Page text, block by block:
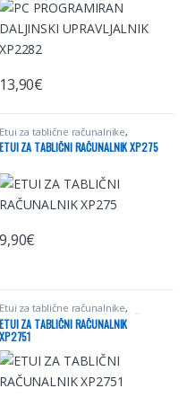
13,90€
Etui za tablične računalnike,
Mobilna telefonija,Računalništvo
ETUI ZA TABLIČNI RAČUNALNIK XP275
9,90€
Etui za tablične računalnike,
Mobilna telefonija,Računalništvo
ETUI ZA TABLIČNI RAČUNALNIK
XP2751